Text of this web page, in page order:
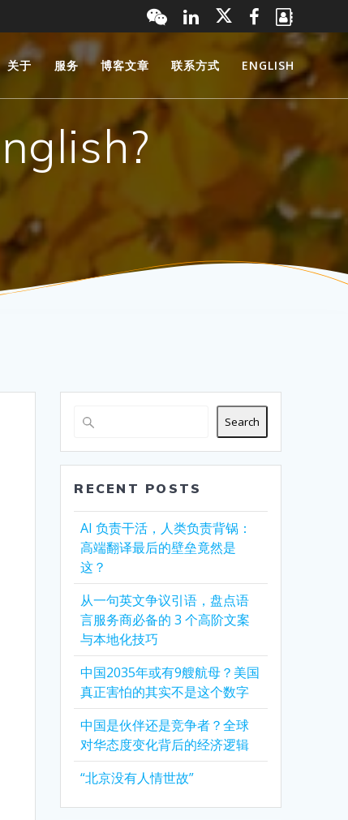
关于 服务 博客文章 联系方式 ENGLISH
Search
RECENT POSTS
AI 负责干活，人类负责背锅：
高端翻译最后的壁垒竟然是
这？
从一句英文争议引语，盘点语
言服务商必备的 3 个高阶文案
与本地化技巧
中国2035年或有9艘航母？美国
真正害怕的其实不是这个数字
中国是伙伴还是竞争者？全球
对华态度变化背后的经济逻辑
“北京没有人情世故”